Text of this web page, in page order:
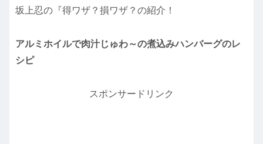
坂上忍の『得ワザ？損ワザ？の紹介！
アルミホイルで肉汁じゅわ～の煮込みハンバーグのレ
シピ
スポンサードリンク